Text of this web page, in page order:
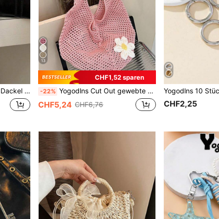
Y2K Brautjungferngeschenk Welpe
13
CHF1,52 sparen
-22% Yogodlns Cut Out gewebte Strandtasche im Boho-Stil, große Kapazität, lässige Einkaufstasche für Damen, gehäkeltes Blumenmuster
CHF5,24 CHF6,76 CHF2,25